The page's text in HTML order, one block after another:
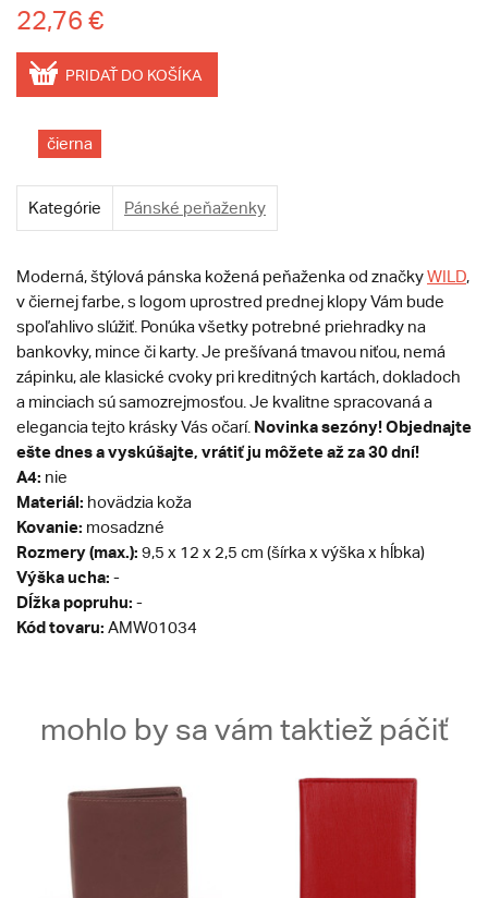
22,76 €
PRIDAŤ DO KOŠÍKA
čierna
Kategórie Pánské peňaženky
Moderná, štýlová pánska kožená peňaženka od značkyWILD,
v čiernej farbe, s logom uprostred prednej klopy Vám bude
spoľahlivo slúžiť. Ponúka všetky potrebné priehradky na
bankovky, mince či karty. Je prešívaná tmavou niťou, nemá
zápinku, ale klasické cvoky pri kreditných kartách, dokladoch
a minciach sú samozrejmosťou. Je kvalitne spracovaná a
elegancia tejto krásky Vás očarí. Novinka sezóny! Objednajte
ešte dnes a vyskúšajte, vrátiť ju môžete až za 30 dní!
A4: nie
Materiál: hovädzia koža
Kovanie: mosadzné
Rozmery (max.): 9,5 x 12 x 2,5 cm (šírka x výška x hĺbka)
Výška ucha: -
Dĺžka popruhu: -
Kód tovaru: AMW01034
mohlo by sa vám taktiež páčiť